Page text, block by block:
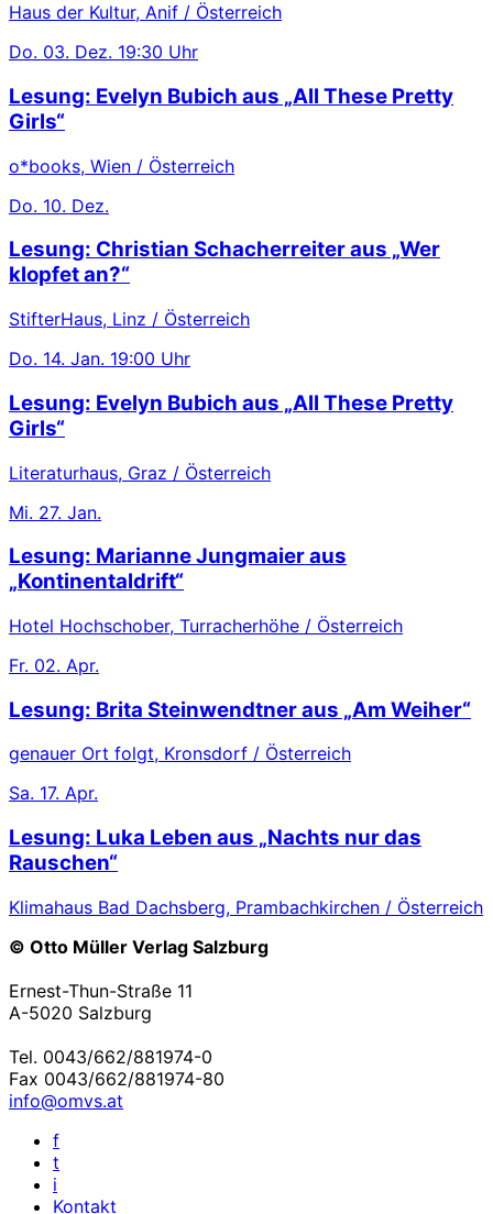
Haus der Kultur, Anif / Österreich
Do. 03. Dez. 19:30 Uhr
Lesung: Evelyn Bubich aus „All These Pretty
Girls“
o*books, Wien / Österreich
Do. 10. Dez.
Lesung: Christian Schacherreiter aus „Wer
klopfet an?“
StifterHaus, Linz / Österreich
Do. 14. Jan. 19:00 Uhr
Lesung: Evelyn Bubich aus „All These Pretty
Girls“
Literaturhaus, Graz / Österreich
Mi. 27. Jan.
Lesung: Marianne Jungmaier aus
„Kontinentaldrift“
Hotel Hochschober, Turracherhöhe / Österreich
Fr. 02. Apr.
Lesung: Brita Steinwendtner aus „Am Weiher“
genauer Ort folgt, Kronsdorf / Österreich
Sa. 17. Apr.
Lesung: Luka Leben aus „Nachts nur das
Rauschen“
Klimahaus Bad Dachsberg, Prambachkirchen / Österreich
© Otto Müller Verlag Salzburg
Ernest-Thun-Straße 11
A-5020 Salzburg
Tel. 0043/662/881974-0
Fax 0043/662/881974-80
info@omvs.at
f
t
i
Kontakt